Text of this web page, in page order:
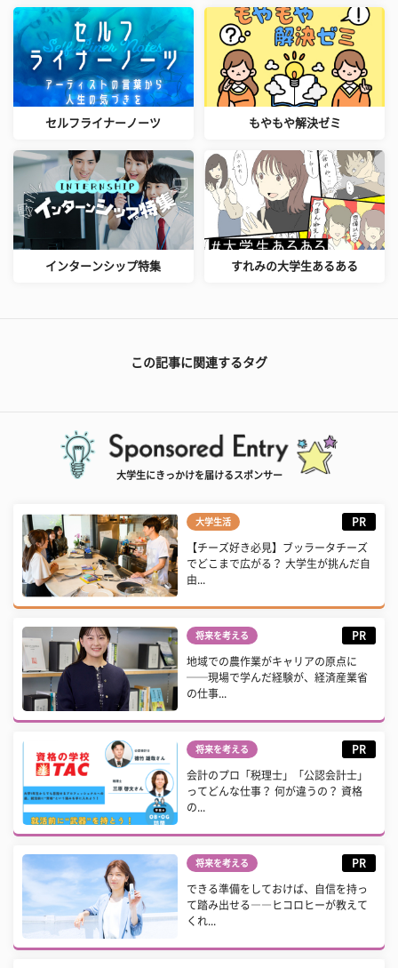
セルフライナーノーツ もやもや解決ゼミ
インターンシップ特集 すれみの大学生あるある
この記事に関連するタグ
大学生にきっかけを届けるスポンサー
大学生活 PR
【チーズ好き必見】ブッラータチーズ
でどこまで広がる？ 大学生が挑んだ自
由...
将来を考える PR
地域での農作業がキャリアの原点に
──現場で学んだ経験が、経済産業省
の仕事...
将来を考える PR
会計のプロ「税理士」「公認会計士」
ってどんな仕事？ 何が違うの？ 資格
の...
将来を考える PR
できる準備をしておけば、自信を持っ
て踏み出せる――ヒコロヒーが教えて
くれ...